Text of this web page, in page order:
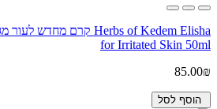
for Irritated Skin 50ml
85.00₪
הוסף לסל